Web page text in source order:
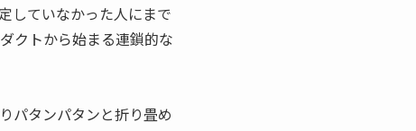
していなかった人にまで
クトから始まる連鎖的な
パタンパタンと折り畳め